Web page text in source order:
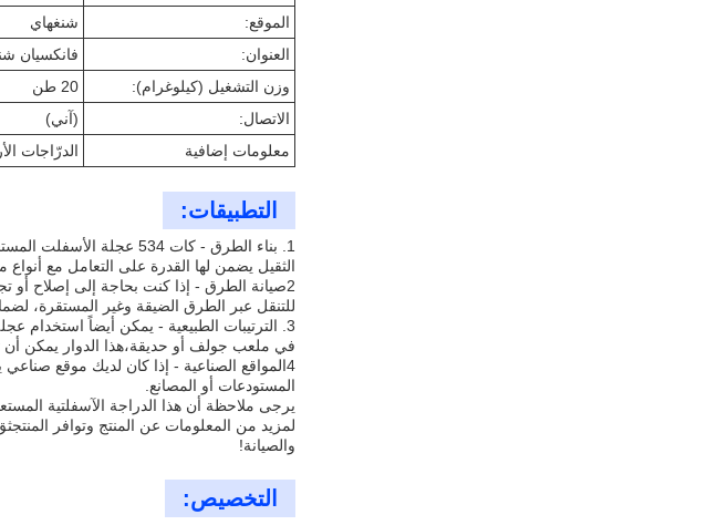
الموقع:
شنغهاي
العنوان:
فانكسيان
وزن التشغيل (كيلوغرام):
20 طن
الاتصال:
(آني)
معلومات إضافية
الدرّاجات
التطبيقات:
1. بناء الطرق - كات 534
الثقيل يضمن لها القدرة على التعامل مع
2صيانة الطرق - إذا كنت بحاجة إلى إصلاح أو
للتنقل عبر الطرق الضيقة وغير المستقرة،
في ملعب جولف أو حديقة،هذا الدوار يمكن
4المواقع الصناعية - إذا كان لديك موقع
المستودعات أو المصانع.
والصيانة!
التخصيص: